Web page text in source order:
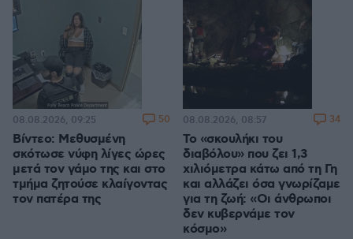
Βίντεο: Μεθυσμένη
σκότωσε νύφη λίγες ώρες
μετά τον γάμο της και στο
τμήμα ζητούσε κλαίγοντας
τον πατέρα της
08.08.2026, 09:25 50
Το «σκουλήκι του
διαβόλου» που ζει 1,3
χιλιόμετρα κάτω από τη Γη
και αλλάζει όσα γνωρίζαμε
για τη ζωή: «Οι άνθρωποι
δεν κυβερνάμε τον
κόσμο»
08.08.2026, 08:57 34